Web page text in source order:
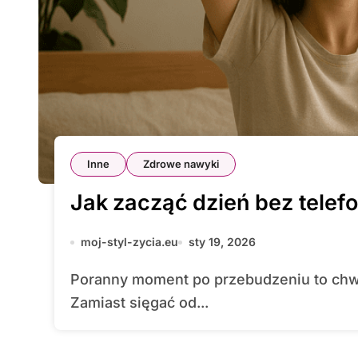
Inne Zdrowe nawyki
Jak zacząć dzień bez
moj-styl-zycia.eu sty 19, 2026
Poranny moment po przebudzeniu to chwila, która może zadecydować o całym dniu.
Zamiast sięgać od...